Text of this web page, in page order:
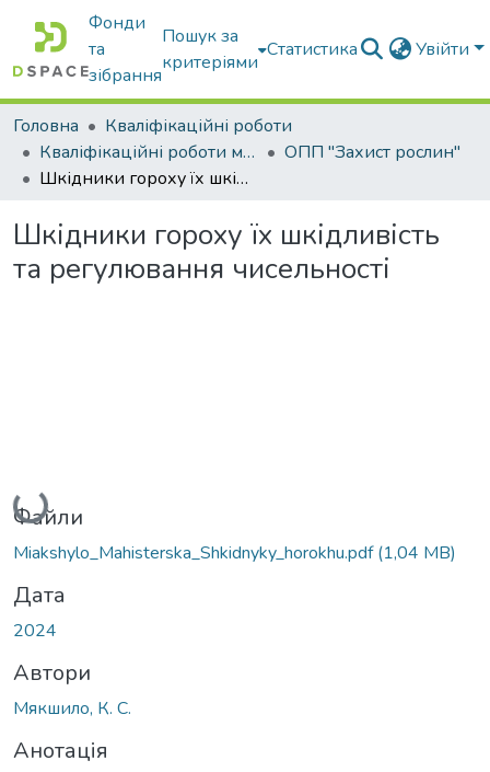
Фонди
та
зібрання
Пошук за
критеріями
Статистика Увійти
Головна
Кваліфікаційні роботи
Кваліфікаційні роботи магістрів
ОПП "Захист рослин"
Шкідники гороху їх шкідливість та регулювання чисельності
Шкідники гороху їх шкідливість
та регулювання чисельності
Вантажиться...
Файли
Miakshylo_Mahisterska_Shkidnyky_horokhu.pdf(1,04 MB)
Дата
2024
Автори
Мякшило, К. С.
Анотація